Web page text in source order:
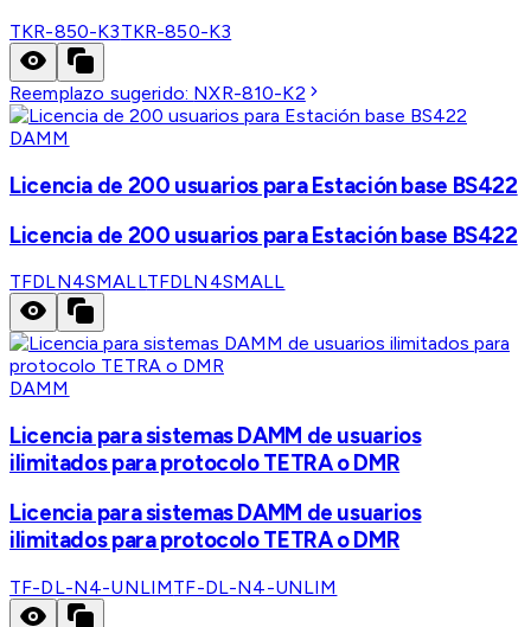
TKR-850-K3TKR-850-K3
Reemplazo sugerido: NXR-810-K2
DAMM
Licencia de 200 usuarios para Estación base BS422
Licencia de 200 usuarios para Estación base BS422
TFDLN4SMALLTFDLN4SMALL
DAMM
Licencia para sistemas DAMM de usuarios
ilimitados para protocolo TETRA o DMR
Licencia para sistemas DAMM de usuarios
ilimitados para protocolo TETRA o DMR
TF-DL-N4-UNLIMTF-DL-N4-UNLIM